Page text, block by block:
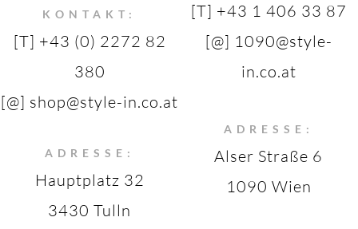
KONTAKT:
[T] +43 (0) 2272 82
380
[@] shop@style-in.co.at
ADRESSE:
Hauptplatz 32
3430 Tulln
[T] +43 1 406 33 87
[@] 1090@style-
in.co.at
ADRESSE:
Alser Straße 6
1090 Wien